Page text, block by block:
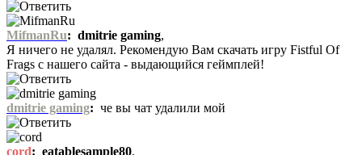
MifmanRu: dmitrie gaming,
Я ничего не удалял. Рекомендую Вам скачать игру Fistful Of
Frags с нашего сайта - выдающийся геймплей!
dmitrie gaming: че вы чат удалили мой
cord: eatablesample80,